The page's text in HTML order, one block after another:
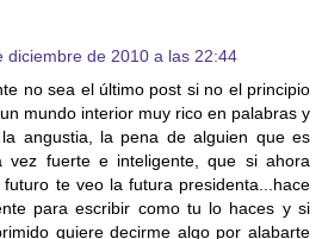
diciembre de 2010 a las 22:44
no sea el último post si no el principio
mundo interior muy rico en palabras y
angustia, la pena de alguien que es
vez fuerte e inteligente, que si ahora
te veo la futura presidenta...hace
para escribir como tu lo haces y si
quiere decirme algo por alabarte